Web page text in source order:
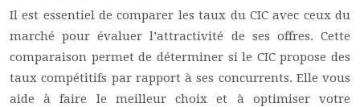
Il est essentiel de comparer les taux du CIC avec ceux du
marché pour évaluer l’attractivité de ses offres. Cette
comparaison permet de déterminer si le CIC propose des
taux compétitifs par rapport à ses concurrents. Elle vous
aide à faire le meilleur choix et à optimiser votre